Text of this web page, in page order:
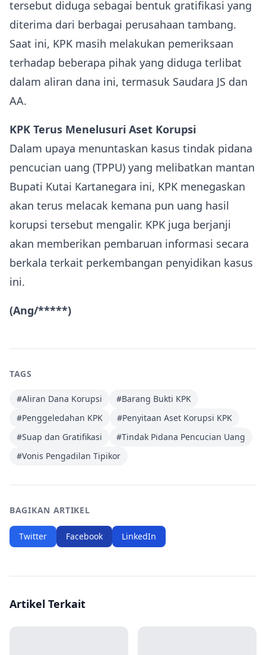
tersebut diduga sebagai bentuk gratifikasi yang
diterima dari berbagai perusahaan tambang.
Saat ini, KPK masih melakukan pemeriksaan
terhadap beberapa pihak yang diduga terlibat
dalam aliran dana ini, termasuk Saudara JS dan
AA.
KPK Terus Menelusuri Aset Korupsi
Dalam upaya menuntaskan kasus tindak pidana
pencucian uang (TPPU) yang melibatkan mantan
Bupati Kutai Kartanegara ini, KPK menegaskan
akan terus melacak kemana pun uang hasil
korupsi tersebut mengalir. KPK juga berjanji
akan memberikan pembaruan informasi secara
berkala terkait perkembangan penyidikan kasus
ini.
(Ang/*****)
TAGS
#Aliran Dana Korupsi #Barang Bukti KPK
#Penggeledahan KPK #Penyitaan Aset Korupsi KPK
#Suap dan Gratifikasi #Tindak Pidana Pencucian Uang
#Vonis Pengadilan Tipikor
BAGIKAN ARTIKEL
Twitter Facebook LinkedIn
Artikel Terkait